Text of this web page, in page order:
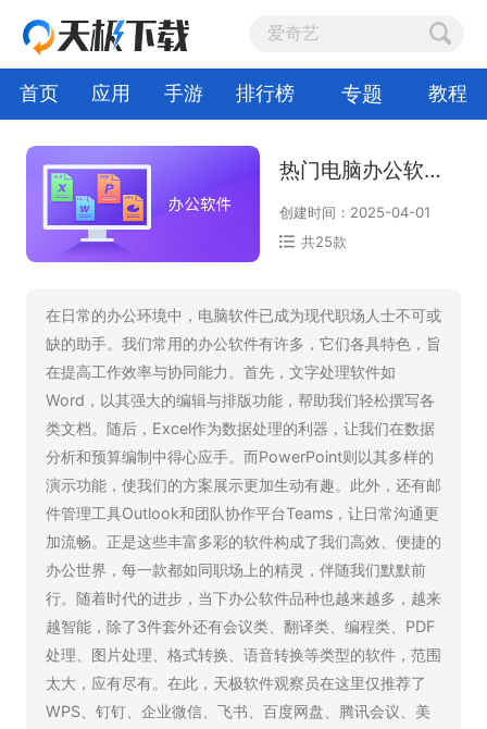
首页 应用 手游 排行榜 专题 教程
热门电脑办公软件大全
创建时间：2025-04-01
共25款
在日常的办公环境中，电脑软件已成为现代职场人士不可或
缺的助手。我们常用的办公软件有许多，它们各具特色，旨
在提高工作效率与协同能力。首先，文字处理软件如
Word，以其强大的编辑与排版功能，帮助我们轻松撰写各
类文档。随后，Excel作为数据处理的利器，让我们在数据
分析和预算编制中得心应手。而PowerPoint则以其多样的
演示功能，使我们的方案展示更加生动有趣。此外，还有邮
件管理工具Outlook和团队协作平台Teams，让日常沟通更
加流畅。正是这些丰富多彩的软件构成了我们高效、便捷的
办公世界，每一款都如同职场上的精灵，伴随我们默默前
行。随着时代的进步，当下办公软件品种也越来越多，越来
越智能，除了3件套外还有会议类、翻译类、编程类、PDF
处理、图片处理、格式转换、语音转换等类型的软件，范围
太大，应有尽有。在此，天极软件观察员在这里仅推荐了
WPS、钉钉、企业微信、飞书、百度网盘、腾讯会议、美